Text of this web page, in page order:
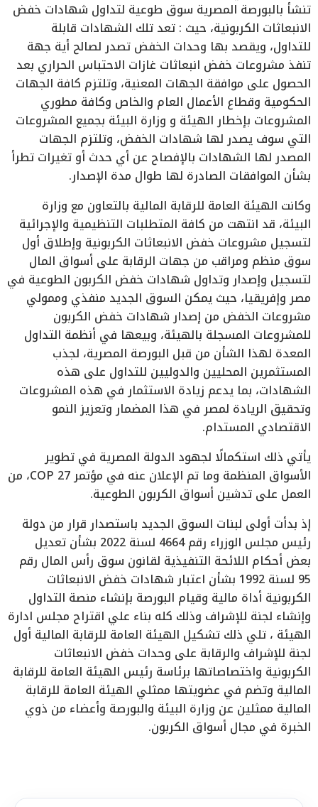
تنشأ بالبورصة المصرية سوق طوعية لتداول شهادات خفض
الانبعاثات الكربونية، حيث : تعد تلك الشهادات قابلة
للتداول، ويقصد بها وحدات الخفض تصدر لصالح أية جهة
تنفذ مشروعات خفض انبعاثات غازات الاحتباس الحراري بعد
الحصول على موافقة الجهات المعنية، وتلتزم كافة الجهات
الحكومية وقطاع الأعمال العام والخاص وكافة مطوري
المشروعات بإخطار الهيئة و وزارة البيئة بجميع المشروعات
التي سوف يصدر لها شهادات الخفض، وتلتزم الجهات
المصدر لها الشهادات بالإفصاح عن أي حدث أو تغيرات تطرأ
بشأن الموافقات الصادرة لها طوال مدة الإصدار.
وكانت الهيئة العامة للرقابة المالية بالتعاون مع وزارة
البيئة، قد انتهت من كافة المتطلبات التنظيمية والإجرائية
لتسجيل مشروعات خفض الانبعاثات الكربونية وإطلاق أول
سوق منظم ومراقب من جهات الرقابة على أسواق المال
لتسجيل وإصدار وتداول شهادات خفض الكربون الطوعية في
مصر وإفريقيا، حيث يمكن السوق الجديد منفذي وممولي
مشروعات الخفض من إصدار شهادات خفض الكربون
للمشروعات المسجلة بالهيئة، وبيعها في أنظمة التداول
المعدة لهذا الشأن من قبل البورصة المصرية، لجذب
المستثمرين المحليين والدوليين للتداول على هذه
الشهادات، بما يدعم زيادة الاستثمار في هذه المشروعات
وتحقيق الريادة لمصر في هذا المضمار وتعزيز النمو
الاقتصادي المستدام.
يأتي ذلك استكمالًا لجهود الدولة المصرية في تطوير
الأسواق المنظمة وما تم الإعلان عنه في مؤتمر COP 27، من
العمل على تدشين أسواق الكربون الطوعية.
إذ بدأت أولى لبنات السوق الجديد باستصدار قرار من دولة
رئيس مجلس الوزراء رقم 4664 لسنة 2022 بشأن تعديل
بعض أحكام اللائحة التنفيذية لقانون سوق رأس المال رقم
95 لسنة 1992 بشأن اعتبار شهادات خفض الانبعاثات
الكربونية أداة مالية وقيام البورصة بإنشاء منصة التداول
وإنشاء لجنة للإشراف وذلك كله بناء علي اقتراح مجلس ادارة
الهيئة ، تلي ذلك تشكيل الهيئة العامة للرقابة المالية أول
لجنة للإشراف والرقابة على وحدات خفض الانبعاثات
الكربونية واختصاصاتها برئاسة رئيس الهيئة العامة للرقابة
المالية وتضم في عضويتها ممثلي الهيئة العامة للرقابة
المالية ممثلين عن وزارة البيئة والبورصة وأعضاء من ذوي
الخبرة في مجال أسواق الكربون.